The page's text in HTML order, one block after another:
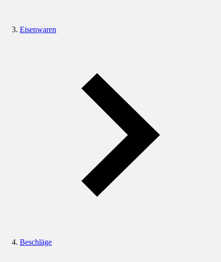
Eisenwaren
Beschläge